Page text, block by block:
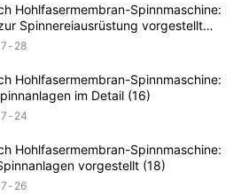
Hohlfasermembran-Spinnmaschine:
Spinnereiausrüstung vorgestellt
28
Hohlfasermembran-Spinnmaschine:
im Detail (16)
24
Hohlfasermembran-Spinnmaschine:
vorgestellt (18)
26